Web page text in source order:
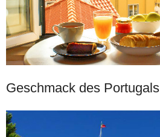
Geschmack des Portugals